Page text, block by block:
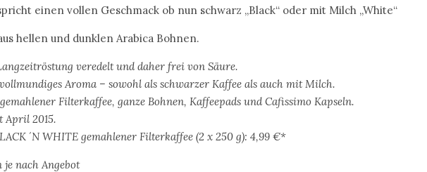
einen vollen Geschmack ob nun schwarz „Black“ oder mit Milch „White“
hellen und dunklen Arabica Bohnen.
veredelt und daher frei von Säure.
Aroma – sowohl als schwarzer Kaffee als auch mit Milch.
Filterkaffee, ganze Bohnen, Kaffeepads und Cafissimo Kapseln.
April 2015.
´N WHITE gemahlener Filterkaffee (2 x 250 g): 4,99 €*
je nach Angebot